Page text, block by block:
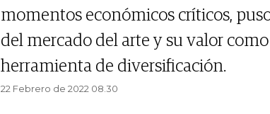
momentos económicos críticos,
del mercado del arte y su valor
herramienta de diversificación.
22 Febrero de 2022 08.30